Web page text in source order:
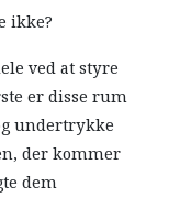
ikke?
ved at styre
er disse rum
undertrykke
der kommer
dem